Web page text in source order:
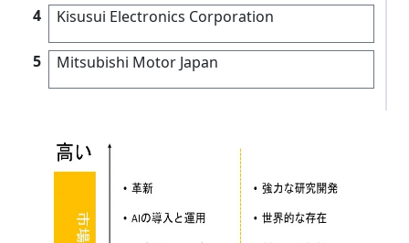
4 Kisusui Electronics Corporation
5 Mitsubishi Motor Japan